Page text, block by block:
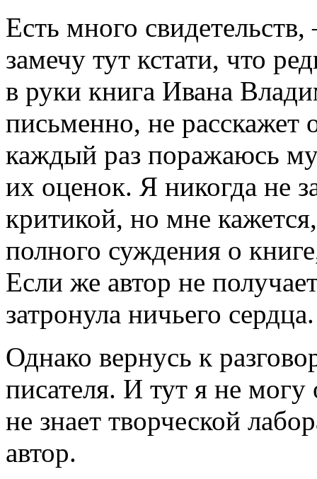
Есть много
замечу тут кстати, что
в руки книга Ивана
письменно, не расскажет
каждый раз поражаюсь
их оценок. Я никогда не
критикой, но мне
полного суждения о
Если же автор не
затронула ничьего сердца.
Однако вернусь к
писателя. И тут я не могу
не знает творческой
автор.